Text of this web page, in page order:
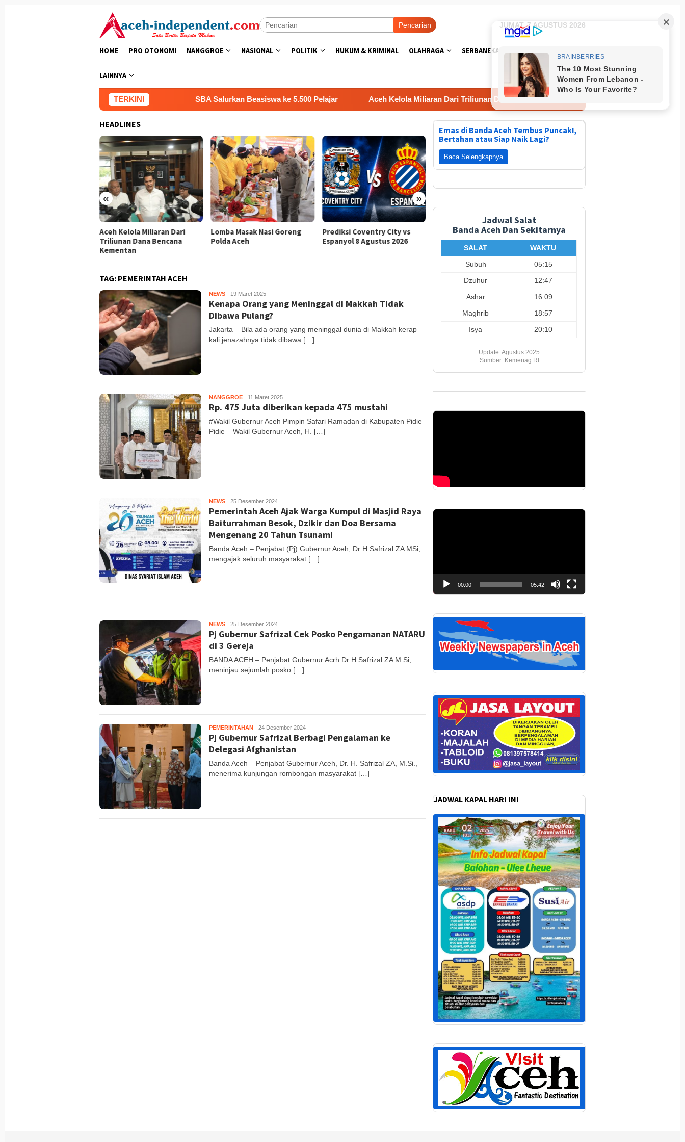
Pencarian JUMAT, 7 AGUSTUS 2026
HOME PRO OTONOMI NANGGROE NASIONAL POLITIK HUKUM & KRIMINAL OLAHRAGA SERBANEKA FOTO
LAINNYA
TERKINI SBA Salurkan Beasiswa ke 5.500 Pelajar Aceh Kelola Miliaran Dari Triliunan Dana Bencana Kementan
HEADLINES
« »
Aceh Kelola Miliaran Dari
Triliunan Dana Bencana
Kementan
Lomba Masak Nasi Goreng
Polda Aceh
Prediksi Coventry City vs
Espanyol 8 Agustus 2026
Prediksi Valencia vs
Newcastle United 8 Agustus
SBA Salurkan Beasiswa ke
5.500 Pelajar
TAG: PEMERINTAH ACEH
NEWS Muhajir
S
19 Maret 2025
Kenapa Orang yang Meninggal di Makkah Tidak
Dibawa Pulang?
Jakarta – Bila ada orang yang meninggal dunia di Makkah kerap
kali jenazahnya tidak dibawa […]
NANGGROE Muhajir
S
11 Maret 2025
Rp. 475 Juta diberikan kepada 475 mustahi
#Wakil Gubernur Aceh Pimpin Safari Ramadan di Kabupaten Pidie
Pidie – Wakil Gubernur Aceh, H. […]
NEWS Muhajir
S
25 Desember 2024
Pemerintah Aceh Ajak Warga Kumpul di Masjid Raya
Baiturrahman Besok, Dzikir dan Doa Bersama
Mengenang 20 Tahun Tsunami
Banda Aceh – Penjabat (Pj) Gubernur Aceh, Dr H Safrizal ZA MSi,
mengajak seluruh masyarakat […]
NEWS Muhajir
S
25 Desember 2024
Pj Gubernur Safrizal Cek Posko Pengamanan NATARU
di 3 Gereja
BANDA ACEH – Penjabat Gubernur Acrh Dr H Safrizal ZA M Si,
meninjau sejumlah posko […]
PEMERINTAHAN Muhajir
S
24 Desember 2024
Pj Gubernur Safrizal Berbagi Pengalaman ke
Delegasi Afghanistan
Banda Aceh – Penjabat Gubernur Aceh, Dr. H. Safrizal ZA, M.Si.,
menerima kunjungan rombongan masyarakat […]
Emas di Banda Aceh Tembus Puncak!,
Bertahan atau Siap Naik Lagi?
Baca Selengkapnya
Jadwal Salat
Banda Aceh Dan Sekitarnya
SALAT
WAKTU
Subuh
05:15
Dzuhur
12:47
Ashar
16:09
Maghrib
18:57
Isya
20:10
Update: Agustus 2025
Sumber: Kemenag RI
Pemutar
00:00 05:42
JADWAL KAPAL HARI INI